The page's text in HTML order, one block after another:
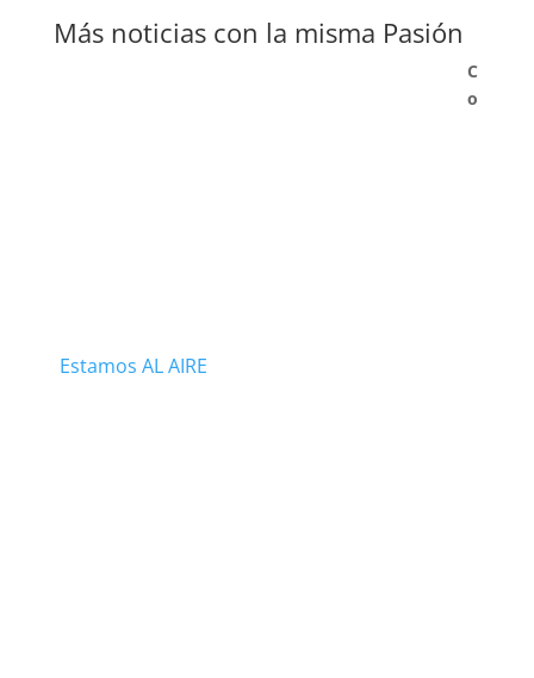
Más noticias con la misma Pasión
Estamos AL AIRE
C
o